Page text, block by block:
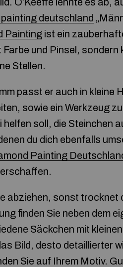
deutschland
Painting ist ein
und Pinsel,
Stellen.
passt er auch in kleine
sowie ein Werkzeug
helfen soll, die Steinchen
du dich ebenfalls
Painting
abziehen, sonst trocknet
finden Sie neben dem
Säckchen mit
Bild, desto detaillierter
Sie auf Ihrem Motiv.